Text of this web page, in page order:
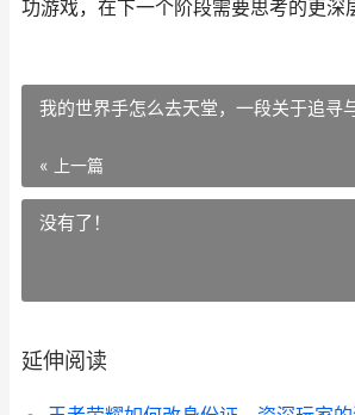
功游戏，在下一个阶段需要思考的更深
我的世界手怎么去天堂，一段关于追寻
« 上一篇
没有了！
延伸阅读